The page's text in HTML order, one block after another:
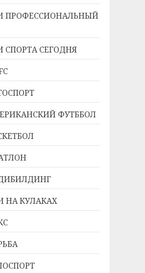
ПРОФЕССИОНАЛЬНЫЙ
СПОРТА СЕГОДНЯ
ФУТББОЛ
НА КУЛАКАХ